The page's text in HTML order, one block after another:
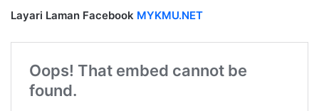
Layari Laman Facebook MYKMU.NET